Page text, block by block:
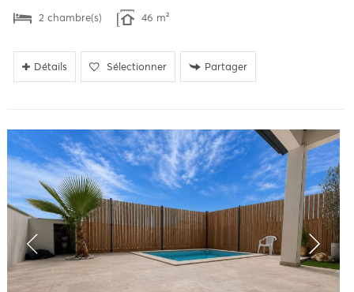
2 chambre(s) 46 m²
Détails Sélectionner Partager